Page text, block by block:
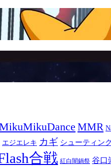
MMR
エジエレキ カギ シューティン
合戦 紅白闇鍋祭 谷口